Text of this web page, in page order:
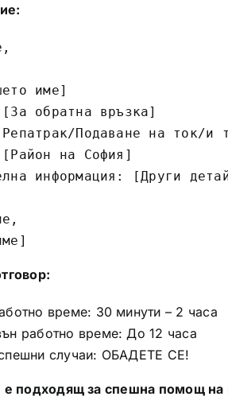
име]
обратна връзка]
Подаване на ток/и
на София]
информация: [Други
време: 30 минути – 2 часа
работно време: До 12 часа
случаи: ОБАДЕТЕ СЕ!
е подходящ за спешна помощ на